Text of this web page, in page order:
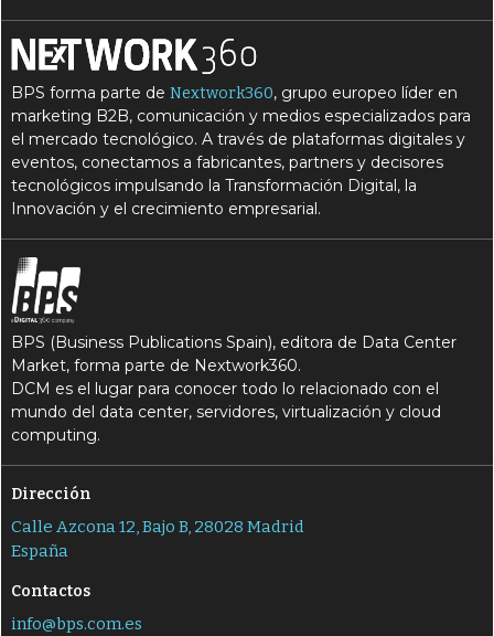
BPS forma parte deNextwork360, grupo europeo líder en
marketing B2B, comunicación y medios especializados para
el mercado tecnológico. A través de plataformas digitales y
eventos, conectamos a fabricantes, partners y decisores
tecnológicos impulsando la Transformación Digital, la
Innovación y el crecimiento empresarial.
BPS (Business Publications Spain), editora de Data Center
Market, forma parte de Nextwork360.
DCM es el lugar para conocer todo lo relacionado con el
mundo del data center, servidores, virtualización y cloud
computing.
Dirección
Calle Azcona 12, Bajo B, 28028 Madrid
España
Contactos
info@bps.com.es